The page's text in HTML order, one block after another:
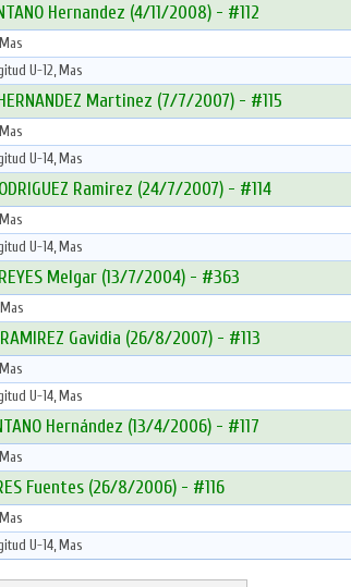
Hernandez (4/11/2008) - #112
U-12, Mas
Martinez (7/7/2007) - #115
U-14, Mas
Ramirez (24/7/2007) - #114
U-14, Mas
Melgar (13/7/2004) - #363
Gavidia (26/8/2007) - #113
U-14, Mas
Hernández (13/4/2006) - #117
Fuentes (26/8/2006) - #116
U-14, Mas